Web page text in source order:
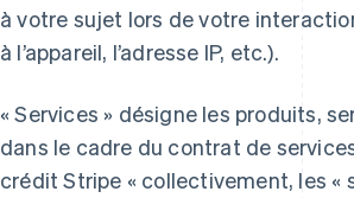
à votre sujet lors de votre
à l’appareil, l’adresse IP, etc.).
« Services » désigne les produits,
dans le cadre du contrat de
crédit Stripe « collectivement, les «